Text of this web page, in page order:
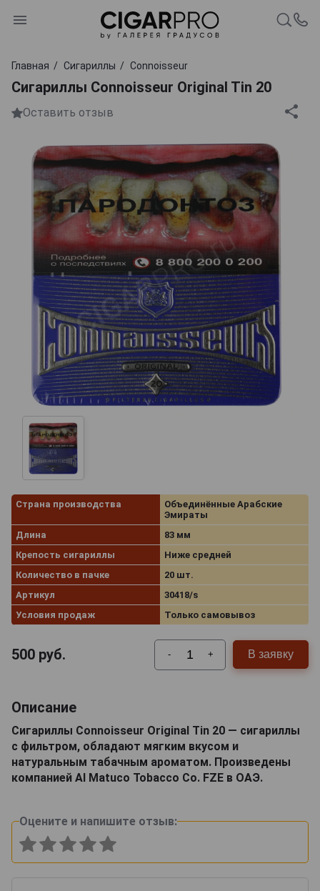
Главная Сигариллы Connoisseur
Сигариллы Connoisseur Original Tin 20
Оставить отзыв
Страна производства
Объединённые Арабские
Эмираты
Длина
83 мм
Крепость сигариллы
Ниже средней
Количество в пачке
20 шт.
Артикул
30418/s
Условия продаж
Только самовывоз
500 руб. - + В заявку
Описание
Сигариллы Connoisseur Original Tin 20 — сигариллы
с фильтром, обладают мягким вкусом и
натуральным табачным ароматом. Произведены
компанией Al Matuco Tobacco Co. FZE в ОАЭ.
Оцените и напишите отзыв: